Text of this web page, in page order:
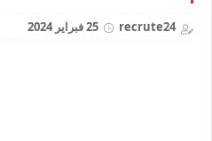
recrute24 25 فبراير 2024